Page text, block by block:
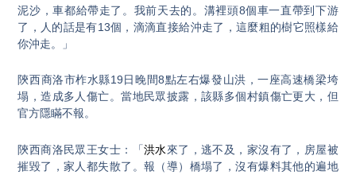
泥沙，車都給帶走了。我前天去的。溝裡頭8個車一直帶到下游
了，人的話是有13個，滴滴直接給沖走了，這麼粗的樹它照樣給
你沖走。」
陝西商洛市柞水縣19日晚間8點左右爆發山洪，一座高速橋梁垮
塌，造成多人傷亡。當地民眾披露，該縣多個村鎮傷亡更大，但
官方隱瞞不報。
陝西商洛民眾王女士：「洪水來了，逃不及，家沒有了，房屋被
摧毀了，家人都失散了。報（導）橋塌了，沒有爆料其他的遍地